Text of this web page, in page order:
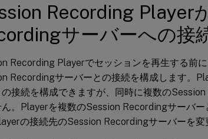
Recording Player
サーバーへの接
Recording Playerでセッションを再生する前
Recordingサーバーとの接続を構成します。
接続を構成できますが、同時に複数の
ん。Playerを複数のSession Recordingサーバ
の接続先のSession Recordingサーバーを変